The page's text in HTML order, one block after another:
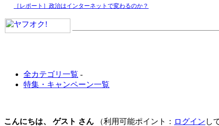
［レポート］政治はインターネットで変わるのか？
全カテゴリ一覧 -
特集・キャンペーン一覧
こんにちは、 ゲスト さん （利用可能ポイント： ログイン し